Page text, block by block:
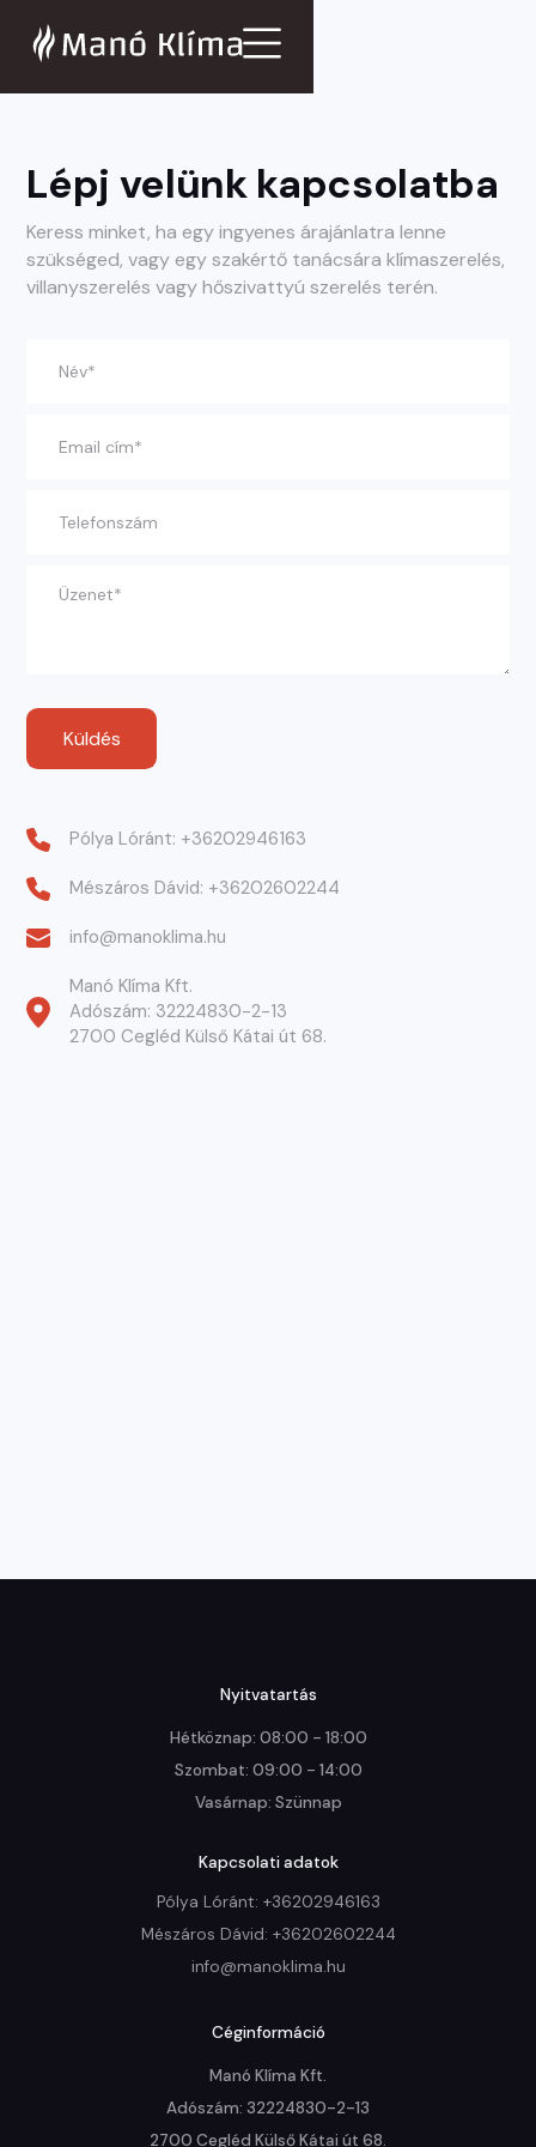
Lépj velünk kapcsolatba
Keress minket, ha egy ingyenes árajánlatra lenne
szükséged, vagy egy szakértő tanácsára klímaszerelés,
villanyszerelés vagy hőszivattyú szerelés terén.
Pólya Lóránt: +36202946163
Mészáros Dávid: +36202602244
info@manoklima.hu
Manó Klíma Kft.
Adószám: 32224830-2-13
2700 Cegléd Külső Kátai út 68.
Nyitvatartás
Hétköznap: 08:00 - 18:00
Szombat: 09:00 - 14:00
Vasárnap: Szünnap
Kapcsolati adatok
Pólya Lóránt: +36202946163
Mészáros Dávid: +36202602244
info@manoklima.hu
Céginformáció
Manó Klíma Kft.
Adószám: 32224830-2-13
2700 Cegléd Külső Kátai út 68.